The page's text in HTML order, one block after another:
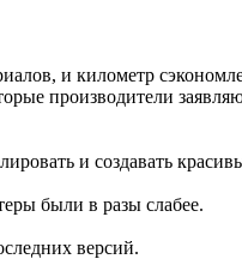
и километр
производители
и создавать
были в разы слабее.
версий.